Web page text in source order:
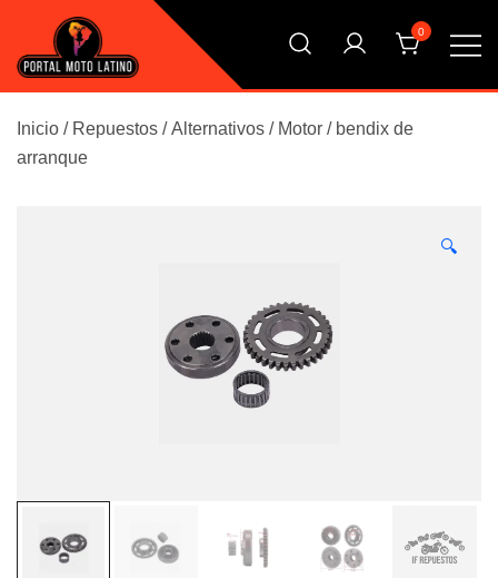
contenido
Argentina
El Primer Shopping Multi Comercios de la Moto Online
0
Inicio / Repuestos /Alternativos / Motor / bendix de
arranque
🔍